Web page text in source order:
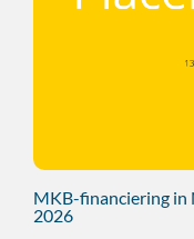
MKB-financiering in
2026